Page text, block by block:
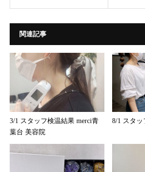
関連記事
3/1 スタッフ検温結果 merci青
葉台 美容院
8/1 スタ